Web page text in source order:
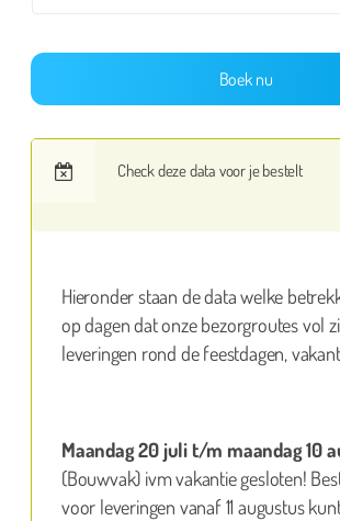
Boek nu
Check deze data voor je bestelt
Hieronder staan de data welke
op dagen dat onze bezorgroutes vol
leveringen rond de feestdagen,
Maandag 20 juli t/m maandag 10
(Bouwvak) ivm vakantie gesloten!
voor leveringen vanaf 11 augustus